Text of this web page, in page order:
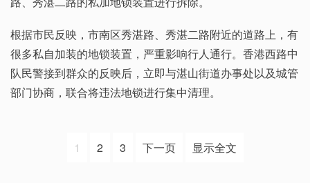
根据市民反映，市南区秀湛路、秀湛二路附近的道路上，有
很多私自加装的地锁装置，严重影响行人通行。香港西路中
队民警接到群众的反映后，立即与湛山街道办事处以及城管
部门协商，联合将违法地锁进行集中清理。
1 2 3 下一页 显示全文